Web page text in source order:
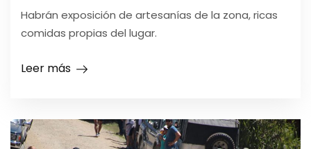
Habrán exposición de artesanías de la zona, ricas
comidas propias del lugar.
Leer más